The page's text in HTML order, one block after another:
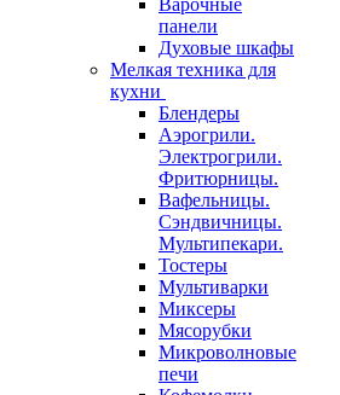
Варочные
панели
Духовые шкафы
Мелкая техника для
кухни
Блендеры
Аэрогрили.
Электрогрили.
Фритюрницы.
Вафельницы.
Сэндвичницы.
Мультипекари.
Тостеры
Мультиварки
Миксеры
Мясорубки
Микроволновые
печи